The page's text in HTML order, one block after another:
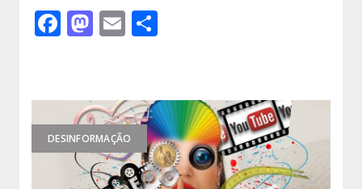
Facebook
Mastodon
Email
DESINFORMAÇÃO